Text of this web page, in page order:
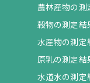
農林産物の測
穀物の測定結
水産物の測定
原乳の測定結
水道水の測定